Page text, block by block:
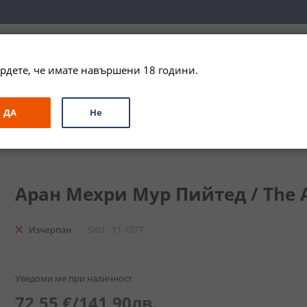
ЗА ПОДАРЪК ПРОМО СПЕЦИАЛНИ ПРЕДЛОЖЕНИЯ
Machrie Moor Peated
Аран Мехри Мур Пийтед / The
Изчерпан SKU 11-1077
Уведоми ме при наличност
че имате навършени 18 години.
ДА Не